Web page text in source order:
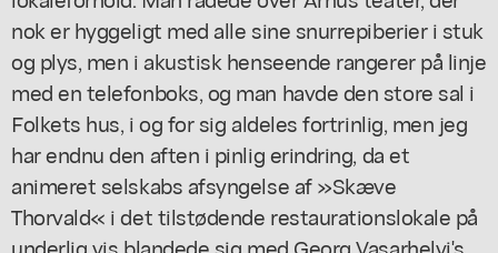
nok er hyggeligt med alle sine snurrepiberier i stuk
og plys, men i akustisk henseende rangerer på linje
med en telefonboks, og man havde den store sal i
Folkets hus, i og for sig aldeles fortrinlig, men jeg
har endnu den aften i pinlig erindring, da et
animeret selskabs afsyngelse af »Skæve
Thorvald« i det tilstødende restaurationslokale på
underlig vis blandede sig med Georg Vasarhelyi's